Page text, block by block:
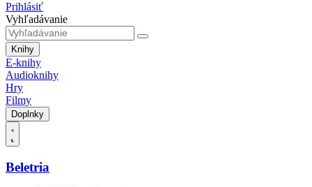
Prihlásiť
Vyhľadávanie
Knihy
E-knihy
Audioknihy
Hry
Filmy
Doplnky
Beletria